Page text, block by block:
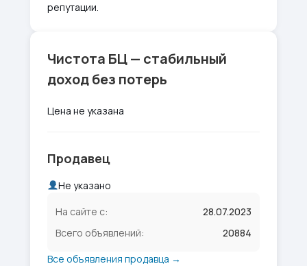
репутации.
Чистота БЦ — стабильный
доход без потерь
Цена не указана
Продавец
Не указано
На сайте с:
28.07.2023
Всего объявлений:
20884
Все объявления продавца →